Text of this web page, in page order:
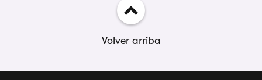
Volver arriba